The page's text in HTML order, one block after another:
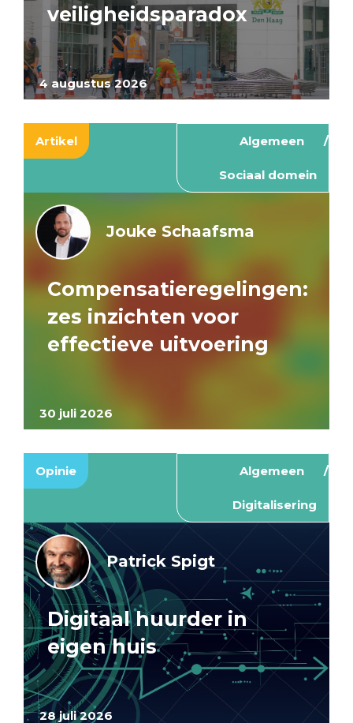
4 augustus 2026
veiligheidsparadox
Artikel Algemeen
Sociaal domein
30 juli 2026
Jouke Schaafsma
Compensatieregelingen:
zes inzichten voor
effectieve uitvoering
Opinie Algemeen
Digitalisering
28 juli 2026
Patrick Spigt
Digitaal huurder in
eigen huis